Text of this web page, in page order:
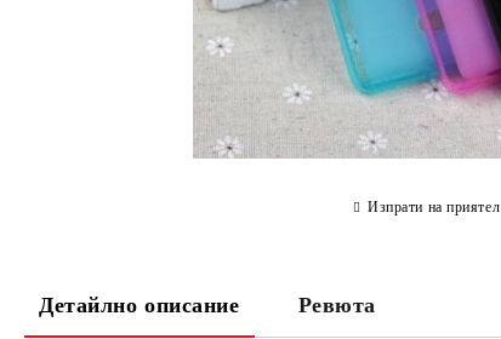
Изпрати на приятел
Детайлно описание Ревюта